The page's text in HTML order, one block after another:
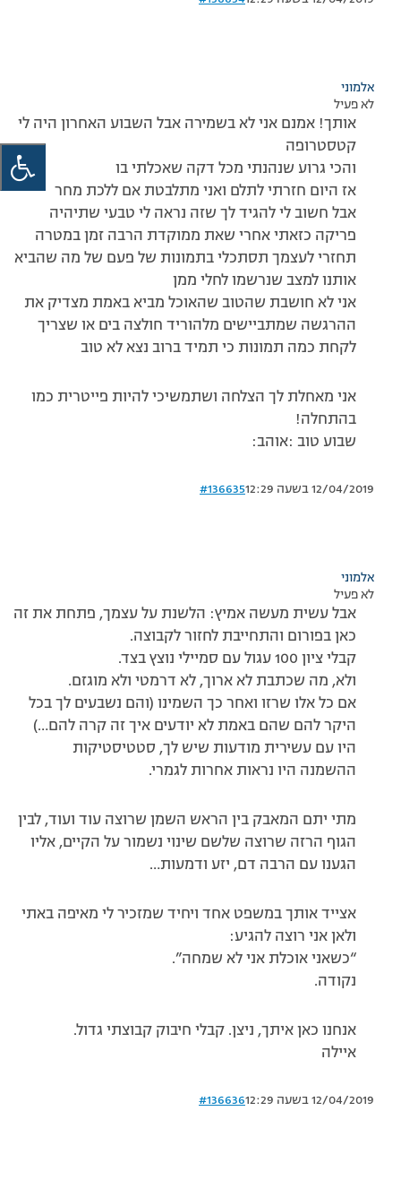
אלמוני
לא פעיל
אותך! אמנם אני לא בשמירה אבל השבוע האחרון היה לי
קטסטרופה
והכי גרוע שנהנתי מכל דקה שאכלתי בו
אז היום חזרתי לתלם ואני מתלבטת אם ללכת מחר
אבל חשוב לי להגיד לך שזה נראה לי טבעי שתיהיה
פריקה כזאתי אחרי שאת ממוקדת הרבה זמן במטרה
תחזרי לעצמך תסתכלי בתמונות של פעם של מה שהביא
אותנו למצב שנרשמו לחלי ממן
אני לא חושבת שהטוב שהאוכל מביא באמת מצדיק את
ההרגשה שמתביישים מלהוריד חולצה בים או שצריך
לקחת כמה תמונות כי תמיד ברוב נצא לא טוב
אני מאחלת לך הצלחה ושתמשיכי להיות פייטרית כמו
בהתחלה!
שבוע טוב :אוהב:
12/04/2019 בשעה 12:29 #136635
אלמוני
לא פעיל
אבל עשית מעשה אמיץ: הלשנת על עצמך, פתחת את זה
כאן בפורום והתחייבת לחזור לקבוצה.
קבלי ציון 100 עגול עם סמיילי נוצץ בצד.
ולא, מה שכתבת לא ארוך, לא דרמטי ולא מוגזם.
אם כל אלו שרזו ואחר כך השמינו (והם נשבעים לך בכל
היקר להם שהם באמת לא יודעים איך זה קרה להם…)
היו עם עשירית מודעות שיש לך, סטטיסטיקות
ההשמנה היו נראות אחרות לגמרי.
מתי יתם המאבק בין הראש השמן שרוצה עוד ועוד, לבין
הגוף הרזה שרוצה שלשם שינוי נשמור על הקיים, אליו
הגענו עם הרבה דם, יזע ודמעות…
אצייד אותך במשפט אחד ויחיד שמזכיר לי מאיפה באתי
ולאן אני רוצה להגיע:
“כשאני אוכלת אני לא שמחה”.
נקודה.
אנחנו כאן איתך, ניצן. קבלי חיבוק קבוצתי גדול.
איילה
12/04/2019 בשעה 12:29 #136636